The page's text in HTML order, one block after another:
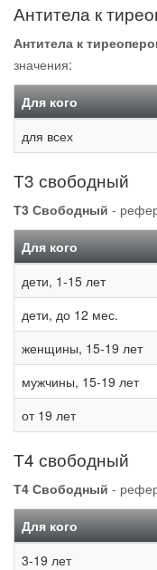
Антитела к
Антитела к
значения:
Для кого
для всех
Т3 свободный
Т3 Свободный -
Для кого
дети, 1-15 лет
дети, до 12 мес.
женщины, 15-19 лет
мужчины, 15-19 лет
от 19 лет
Т4 свободный
Т4 Свободный -
Для кого
3-19 лет